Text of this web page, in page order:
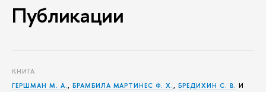
Публикации
КНИГА
ГЕРШМАН М. А., БРАМБИЛА МАРТИНЕС Ф. Х.,БРЕДИХИН С. В. И